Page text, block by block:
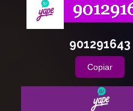
901291643
Copiar